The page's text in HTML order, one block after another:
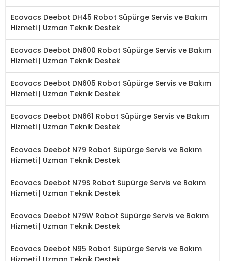
Ecovacs Deebot DH45 Robot Süpürge Servis ve Bakım
Hizmeti | Uzman Teknik Destek
Ecovacs Deebot DN600 Robot Süpürge Servis ve Bakım
Hizmeti | Uzman Teknik Destek
Ecovacs Deebot DN605 Robot Süpürge Servis ve Bakım
Hizmeti | Uzman Teknik Destek
Ecovacs Deebot DN661 Robot Süpürge Servis ve Bakım
Hizmeti | Uzman Teknik Destek
Ecovacs Deebot N79 Robot Süpürge Servis ve Bakım
Hizmeti | Uzman Teknik Destek
Ecovacs Deebot N79S Robot Süpürge Servis ve Bakım
Hizmeti | Uzman Teknik Destek
Ecovacs Deebot N79W Robot Süpürge Servis ve Bakım
Hizmeti | Uzman Teknik Destek
Ecovacs Deebot N95 Robot Süpürge Servis ve Bakım